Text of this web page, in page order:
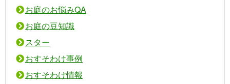
お庭のお悩みQA
お庭の豆知識
スター
おすそわけ事例
おすそわけ情報